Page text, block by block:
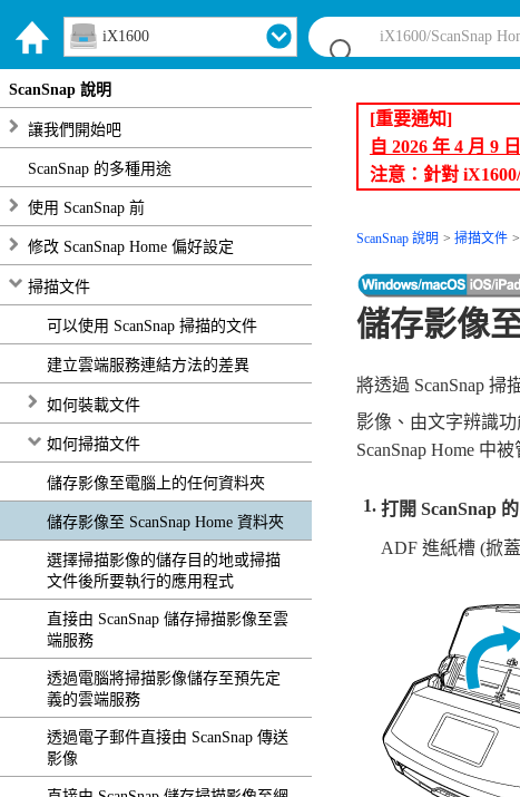
iX1600
ScanSnap 說明
讓我們開始吧
ScanSnap 的多種用途
使用 ScanSnap 前
修改 ScanSnap Home 偏好設定
掃描文件
可以使用 ScanSnap 掃描的文件
建立雲端服務連結方法的差異
如何裝載文件
如何掃描文件
儲存影像至電腦上的任何資料夾
儲存影像至 ScanSnap Home 資料夾
選擇掃描影像的儲存目的地或掃描
文件後所要執行的應用程式
直接由 ScanSnap 儲存掃描影像至雲
端服務
透過電腦將掃描影像儲存至預先定
義的雲端服務
透過電子郵件直接由 ScanSnap 傳送
影像
[重要通知]
自 2026 年 4 月 9
注意：針對
ScanSnap 說明 掃描文件
儲存影像
將透過 ScanSnap 掃
影像、由文字辨識
ScanSnap Home 中被
打開 ScanSnap
ADF 進紙槽 (掀